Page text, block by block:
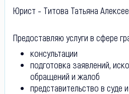
Юрист - Титова Татьяна
Предоставляю услуги в сфере
консультации
подготовка заявлений,
обращений и жалоб
представительство в суде